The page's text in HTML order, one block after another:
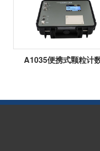
A1035便携式颗粒计